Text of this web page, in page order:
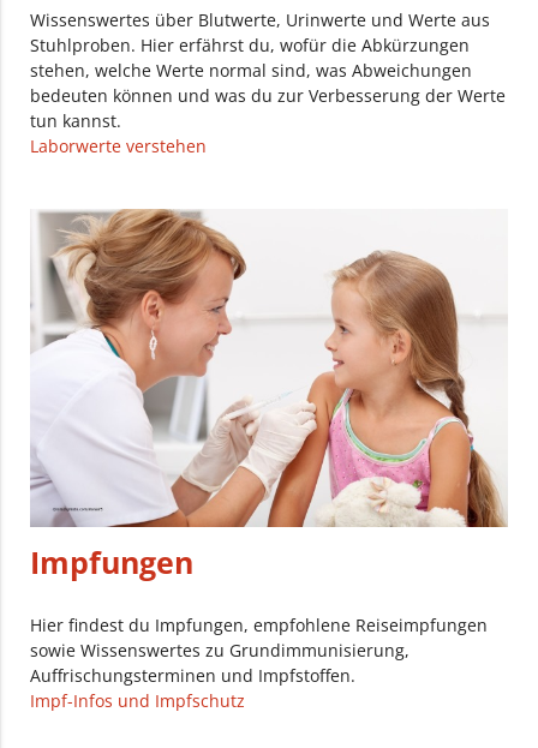
Wissenswertes über Blutwerte, Urinwerte und Werte aus
Stuhlproben. Hier erfährst du, wofür die Abkürzungen
stehen, welche Werte normal sind, was Abweichungen
bedeuten können und was du zur Verbesserung der Werte
tun kannst.
Laborwerte verstehen
Impfungen
Hier findest du Impfungen, empfohlene Reiseimpfungen
sowie Wissenswertes zu Grundimmunisierung,
Auffrischungsterminen und Impfstoffen.
Impf-Infos und Impfschutz